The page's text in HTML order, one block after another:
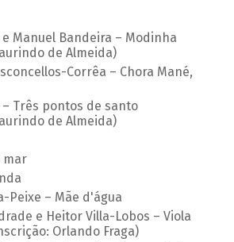
e Manuel Bandeira – Modinha
de Almeida)
Corrêa – Chora Mané,
– Três pontos de santo
de Almeida)
mar
Peixe – Mãe d'água
e Heitor Villa-Lobos – Viola
Orlando Fraga)